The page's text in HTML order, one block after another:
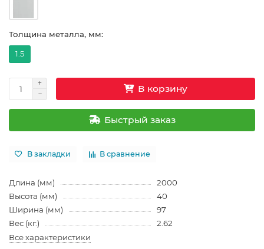
Толщина металла, мм:
1.5
В корзину
Быстрый заказ
В закладки В сравнение
Длина (мм)
2000
Высота (мм)
40
Ширина (мм)
97
Вес (кг.)
2.62
Все характеристики